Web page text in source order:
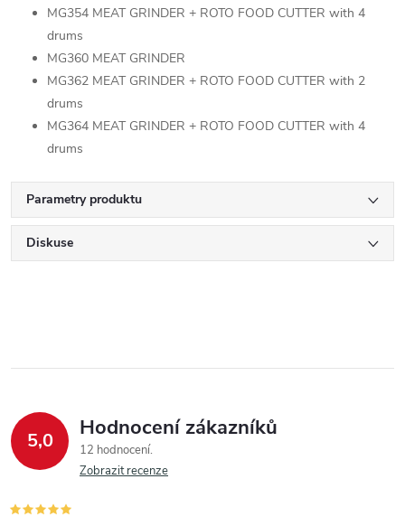
MG354 MEAT GRINDER + ROTO FOOD CUTTER with 4
drums
MG360 MEAT GRINDER
MG362 MEAT GRINDER + ROTO FOOD CUTTER with 2
drums
MG364 MEAT GRINDER + ROTO FOOD CUTTER with 4
drums
Parametry produktu
Diskuse
5,0 Hodnocení zákazníků
12 hodnocení
Zobrazit recenze